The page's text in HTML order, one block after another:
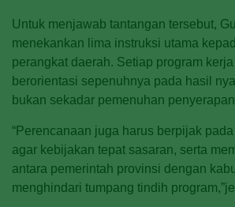
Untuk menjawab tantangan tersebut,
menekankan lima instruksi utama
perangkat daerah. Setiap program
berorientasi sepenuhnya pada hasil
bukan sekadar pemenuhan
“Perencanaan juga harus berpijak
agar kebijakan tepat sasaran, serta
antara pemerintah provinsi dengan
menghindari tumpang tindih